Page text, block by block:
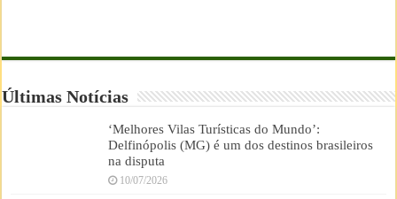
Últimas Notícias
‘Melhores Vilas Turísticas do Mundo’:
Delfinópolis (MG) é um dos destinos brasileiros
na disputa
10/07/2026